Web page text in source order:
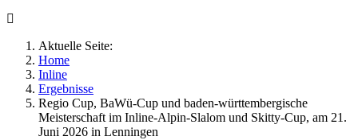
Aktuelle Seite:
Home
Inline
Ergebnisse
Regio Cup, BaWü-Cup und baden-württembergische
Meisterschaft im Inline-Alpin-Slalom und Skitty-Cup, am 21.
Juni 2026 in Lenningen